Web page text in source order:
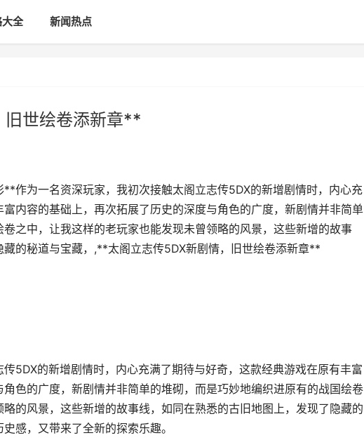
全 新闻热点
世绘卷添新章**
作为一名资深玩家，我初次接触太阁立志传5DX的新增剧情时，内心充
内容的基础上，再次拓展了历史的深度与角色的广度，新剧情并非简单
之中，让我这样的老玩家也能发现未曾领略的风景，这些新增的故事
的秘道与宝藏，,**太阁立志传5DX新剧情，旧世绘卷添新章**
5DX的新增剧情时，内心充满了期待与好奇，这款经典游戏在原有丰富
色的广度，新剧情并非简单的堆砌，而是巧妙地编织进原有的战国绘卷
的风景，这些新增的故事线，如同在熟悉的古旧地图上，发现了隐藏的
感，又带来了全新的探索乐趣。